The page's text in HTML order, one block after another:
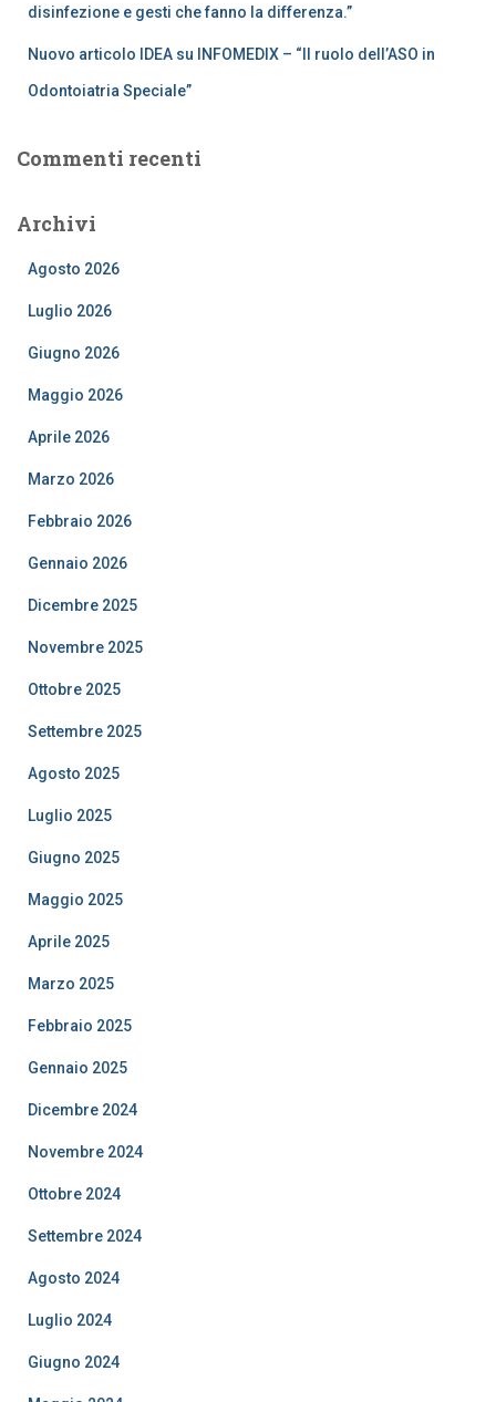
disinfezione e gesti che fanno la differenza.”
Nuovo articolo IDEA su INFOMEDIX – “Il ruolo dell’ASO in
Odontoiatria Speciale”
Commenti recenti
Archivi
Agosto 2026
Luglio 2026
Giugno 2026
Maggio 2026
Aprile 2026
Marzo 2026
Febbraio 2026
Gennaio 2026
Dicembre 2025
Novembre 2025
Ottobre 2025
Settembre 2025
Agosto 2025
Luglio 2025
Giugno 2025
Maggio 2025
Aprile 2025
Marzo 2025
Febbraio 2025
Gennaio 2025
Dicembre 2024
Novembre 2024
Ottobre 2024
Settembre 2024
Agosto 2024
Luglio 2024
Giugno 2024